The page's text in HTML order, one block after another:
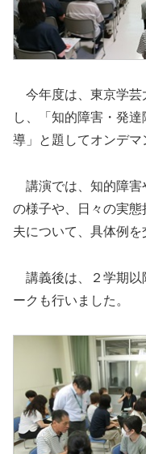
今年度は、東京学芸
し、「知的障害・発
導」と題してオンデマ
講演では、知的障害
の様子や、日々の実
夫について、具体例を
講義後は、２学期以
ークも行いました。